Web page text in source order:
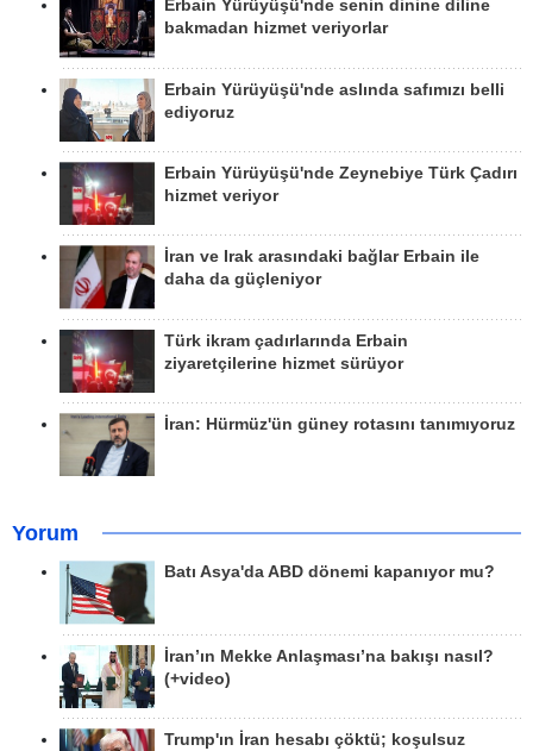
Erbain Yürüyüşü'nde senin dinine diline
bakmadan hizmet veriyorlar
Erbain Yürüyüşü'nde aslında safımızı belli
ediyoruz
Erbain Yürüyüşü'nde Zeynebiye Türk Çadırı
hizmet veriyor
İran ve Irak arasındaki bağlar Erbain ile
daha da güçleniyor
Türk ikram çadırlarında Erbain
ziyaretçilerine hizmet sürüyor
İran: Hürmüz'ün güney rotasını tanımıyoruz
Yorum
Batı Asya'da ABD dönemi kapanıyor mu?
İran’ın Mekke Anlaşması’na bakışı nasıl?
(+video)
Trump'ın İran hesabı çöktü; koşulsuz